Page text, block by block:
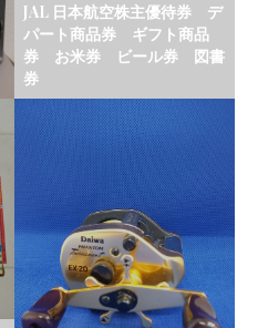
JAL 日本航空株主優待券 デ
パート商品券 ギフト商品
券 お米券 ビール券 図書
券